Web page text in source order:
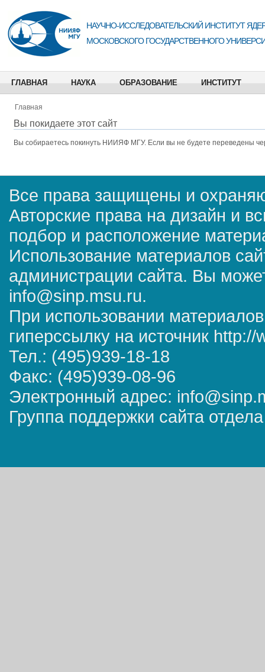
НАУЧНО-ИССЛЕДОВАТЕЛЬСКИЙ ИНСТИТУТ
МОСКОВСКОГО ГОСУДАРСТВЕННОГО
ГЛАВНАЯ НАУКА ОБРАЗОВАНИЕ ИНСТИТУТ
Главная
Вы покидаете этот сайт
Вы собираетесь покинуть НИИЯФ МГУ. Если вы не будете переведены
Все права защищены и
Авторские права на дизайн и
подбор и расположение
Использование материалов
администрации сайта. Вы
info@sinp.msu.ru.
При использовании
гиперссылку на источник
Тел.: (495)939-18-18
Факс: (495)939-08-96
Электронный адрес:
Группа поддержки сайта